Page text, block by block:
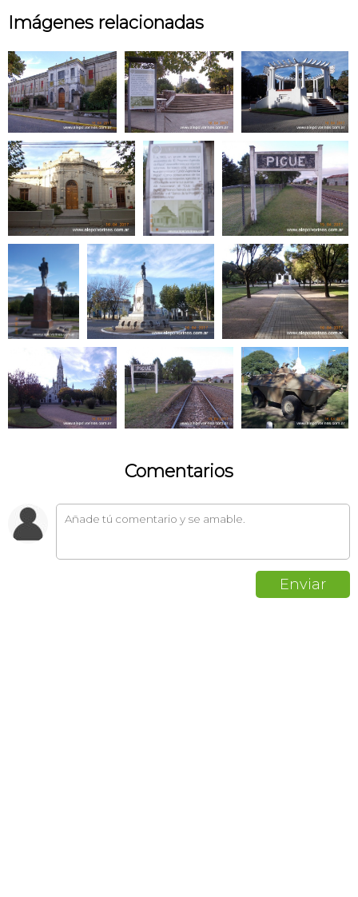
Imágenes relacionadas
Comentarios